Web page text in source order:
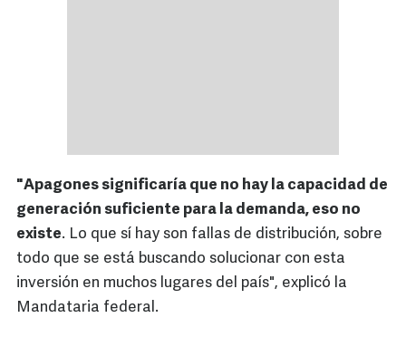
"Apagones significaría que no hay la capacidad de
generación suficiente para la demanda, eso no
existe. Lo que sí hay son fallas de distribución, sobre
todo que se está buscando solucionar con esta
inversión en muchos lugares del país", explicó la
Mandataria federal.